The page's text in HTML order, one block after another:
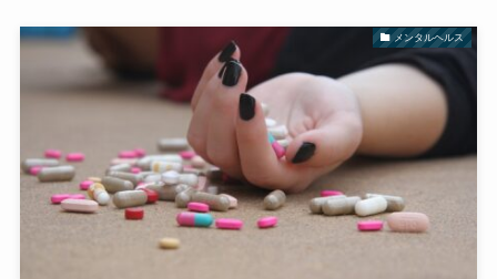
メンタルヘルス